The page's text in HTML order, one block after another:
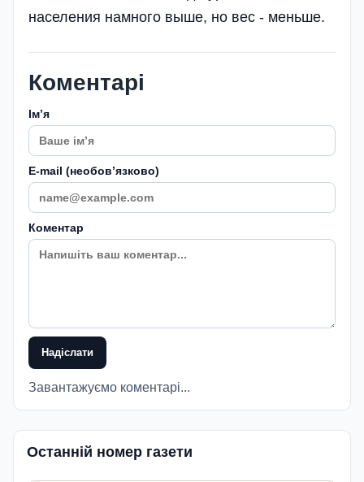
населения намного выше, но вес - меньше.
Коментарі
Імʼя
E-mail (необовʼязково)
Коментар
Надіслати
Завантажуємо коментарі...
Останній номер газети